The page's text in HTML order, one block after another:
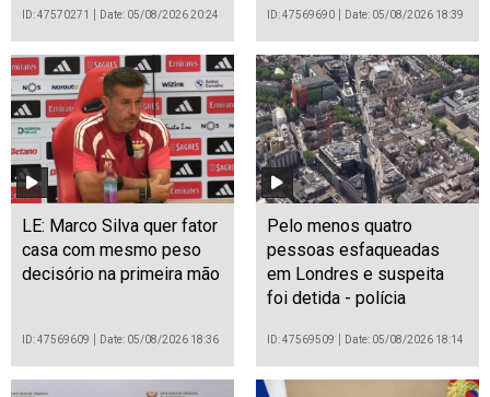
ID: 47570271 Date: 05/08/2026 20:24 ID: 47569690 Date: 05/08/2026 18:39
LE: Marco Silva quer fator
casa com mesmo peso
decisório na primeira mão
ID: 47569609 Date: 05/08/2026 18:36
Pelo menos quatro
pessoas esfaqueadas
em Londres e suspeita
foi detida - polícia
ID: 47569509 Date: 05/08/2026 18:14